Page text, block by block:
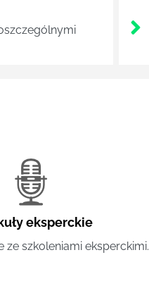
eksperckie
ze szkoleniami eksperckimi.